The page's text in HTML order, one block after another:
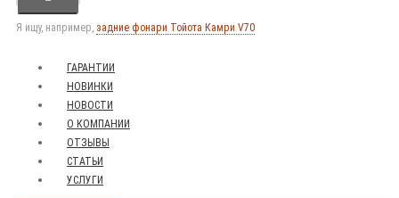
Я ищу, например, задние фонари Тойота Камри V70
ГАРАНТИИ
НОВИНКИ
НОВОСТИ
О КОМПАНИИ
ОТЗЫВЫ
СТАТЬИ
УСЛУГИ